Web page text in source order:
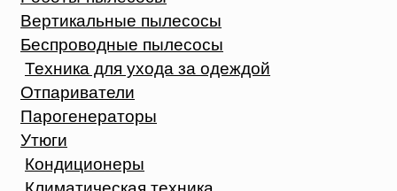
Вертикальные пылесосы
Беспроводные пылесосы
Техника для ухода за одеждой
Отпариватели
Парогенераторы
Утюги
Кондиционеры
Климатическая техника